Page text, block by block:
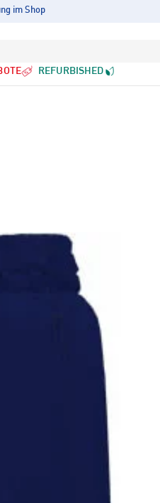
im Shop
REFURBISHED